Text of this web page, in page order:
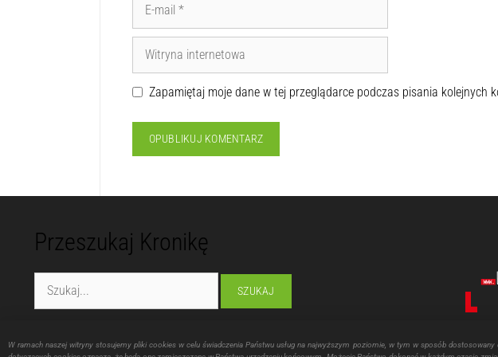
Zapamiętaj moje dane w tej przeglądarce podczas pisania kolejnych
Przeszukaj Kronikę
ul. Montażowa 16, 20-214 Lublin
W ramach naszej witryny stosujemy pliki cookies w celu świadczenia Państwu usług na najwyższym poziomie, w tym w sposób